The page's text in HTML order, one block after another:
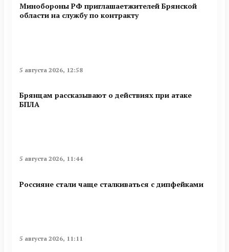
Минобoроны РФ приглaшaетжитeлeй Брянской
области на службу по контракту
5 августа 2026, 12:58
Брянцам рассказывают о действиях при атаке
БПЛА
5 августа 2026, 11:44
Россияне стали чаще сталкиваться с дипфейками
5 августа 2026, 11:11